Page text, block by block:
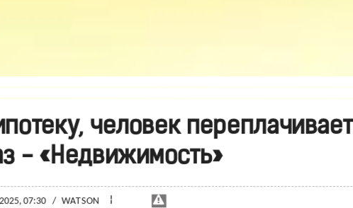
человек переплачивает
- «Недвижимость»
07:30 / WATSON ¦